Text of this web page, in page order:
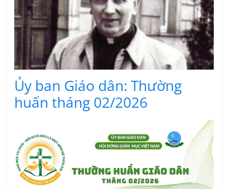
Ủy ban Giáo dân: Thường
huấn tháng 02/2026